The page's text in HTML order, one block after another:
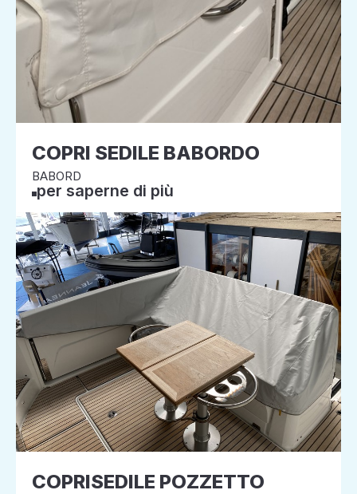
COPRI SEDILE BABORDO
BABORD
per saperne di più
COPRISEDILE POZZETTO